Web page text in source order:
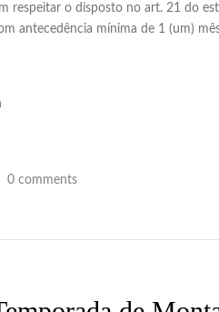
respeitar o disposto no art. 21 do
antecedência mínima de 1 (um)
0 comments